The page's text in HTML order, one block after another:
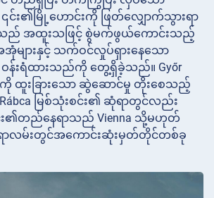
င်း၏မြို့ဟောင်းကို ဖြတ်လျှောက်သွားရာ
င်သည် အထူးသဖြင့် စွဲမက်ဖွယ်ကောင်းသည့်
များနှင့် သက်ဝင်လှုပ်ရှားနေသော
ဝန်းရံထားသည်ကို တွေ့ရှိခဲ့သည်။ Győr
ထူးခြားသော ဆွဲဆောင်မှု တိုးစေသည့်
င့် Rábca မြစ်သုံးစင်း၏ ဆုံရာတွင်လည်း
၏တည်နေရာသည် Vienna သို့မဟုတ်
ရာလမ်းတွင်အကောင်းဆုံးမှတ်တိုင်တစ်ခု